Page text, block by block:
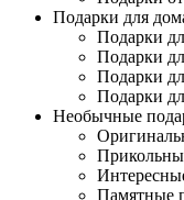
Подарки для
Подарки
Подарки
Подарки
Подарки
Необычные
Памятные